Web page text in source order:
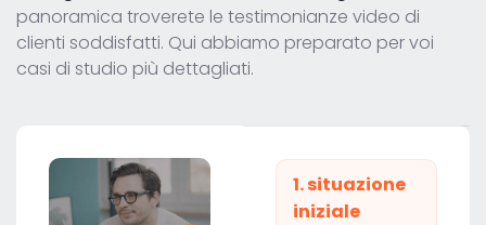
panoramica troverete le testimonianze video di
clienti soddisfatti. Qui abbiamo preparato per voi
casi di studio più dettagliati.
1. situazione
iniziale